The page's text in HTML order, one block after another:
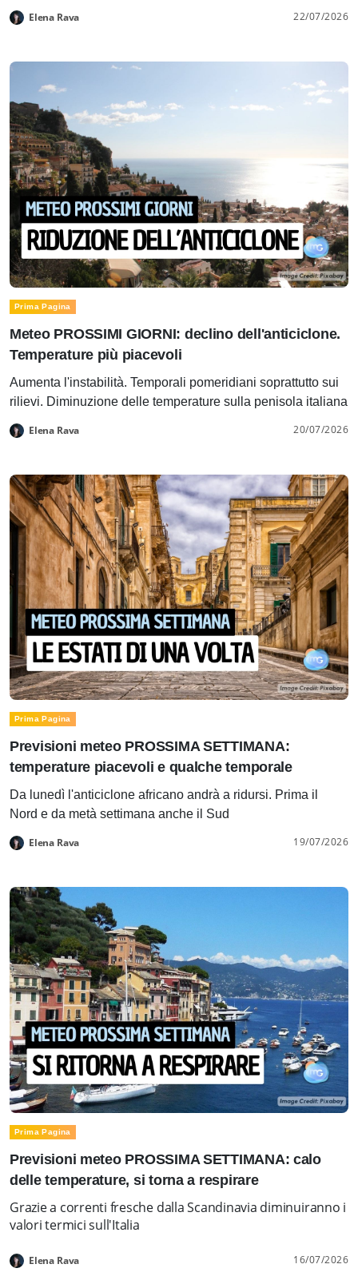
Elena Rava 22/07/2026
Prima Pagina
Meteo PROSSIMI GIORNI: declino dell'anticiclone.
Temperature più piacevoli
Aumenta l'instabilità. Temporali pomeridiani soprattutto sui
rilievi. Diminuzione delle temperature sulla penisola italiana
Elena Rava 20/07/2026
Prima Pagina
Previsioni meteo PROSSIMA SETTIMANA:
temperature piacevoli e qualche temporale
Da lunedì l'anticiclone africano andrà a ridursi. Prima il
Nord e da metà settimana anche il Sud
Elena Rava 19/07/2026
Prima Pagina
Previsioni meteo PROSSIMA SETTIMANA: calo
delle temperature, si torna a respirare
Grazie a correnti fresche dalla Scandinavia diminuiranno i
valori termici sull'Italia
Elena Rava 16/07/2026